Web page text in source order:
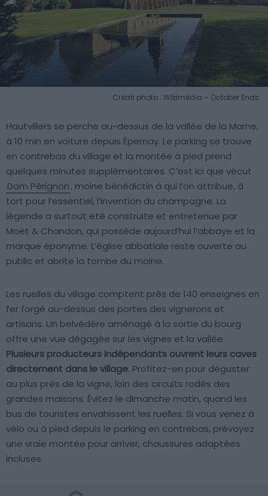
Crédit photo : Wikimédia – October Ends
Hautvillers se perche au-dessus de la vallée de la Marne,
à 10 min en voiture depuis Épernay. Le parking se trouve
en contrebas du village et la montée à pied prend
quelques minutes supplémentaires. C’est ici que vécut
Dom Pérignon, moine bénédictin à qui l’on attribue, à
tort pour l’essentiel, l’invention du champagne. La
légende a surtout été construite et entretenue par
Moët & Chandon, qui possède aujourd’hui l’abbaye et la
marque éponyme. L’église abbatiale reste ouverte au
public et abrite la tombe du moine.
Les ruelles du village comptent près de 140 enseignes en
fer forgé au-dessus des portes des vignerons et
artisans. Un belvédère aménagé à la sortie du bourg
offre une vue dégagée sur les vignes et la vallée.
Plusieurs producteurs indépendants ouvrent leurs caves
directement dans le village. Profitez-en pour déguster
au plus près de la vigne, loin des circuits rodés des
grandes maisons. Évitez le dimanche matin, quand les
bus de touristes envahissent les ruelles. Si vous venez à
vélo ou à pied depuis le parking en contrebas, prévoyez
une vraie montée pour arriver, chaussures adaptées
incluses.